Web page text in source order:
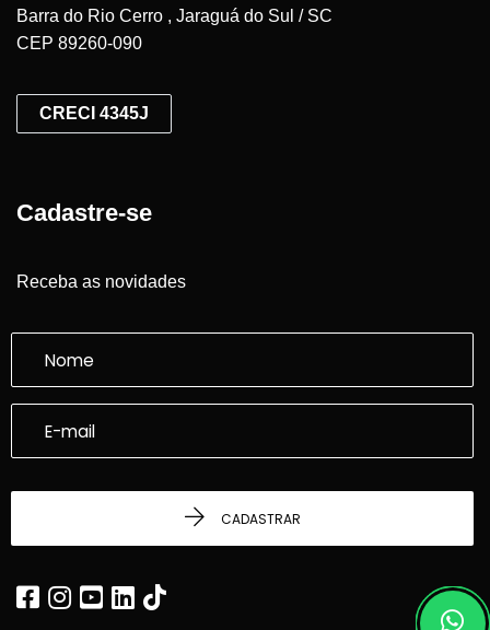
Barra do Rio Cerro , Jaraguá do Sul / SC
CEP 89260-090
CRECI 4345J
Cadastre-se
Receba as novidades
CADASTRAR